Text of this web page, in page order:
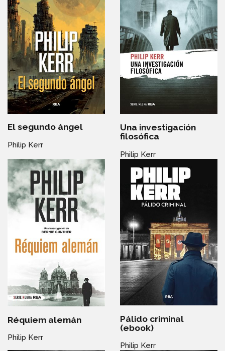
El segundo ángel
Philip Kerr
Una investigación
filosófica
Philip Kerr
Réquiem alemán
Philip Kerr
Pálido criminal
(ebook)
Philip Kerr